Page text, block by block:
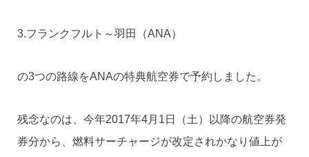
3.フランクフルト～羽田（ANA）
の3つの路線をANAの特典航空券で予約しました。
残念なのは、今年2017年4月1日（土）以降の航空券発
券分から、燃料サーチャージが改定されかなり値上が